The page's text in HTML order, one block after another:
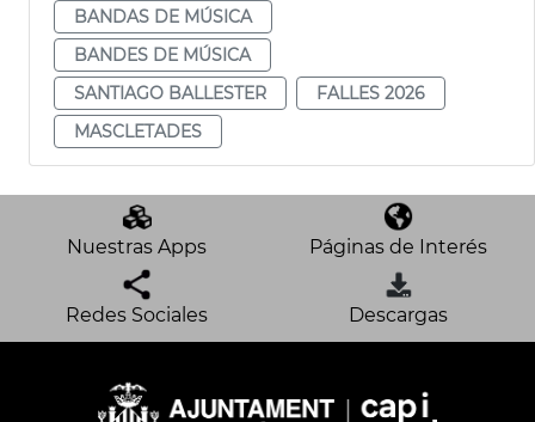
BANDAS DE MÚSICA
BANDES DE MÚSICA
SANTIAGO BALLESTER
FALLES 2026
MASCLETADES
Nuestras Apps Páginas de Interés
Redes Sociales Descargas